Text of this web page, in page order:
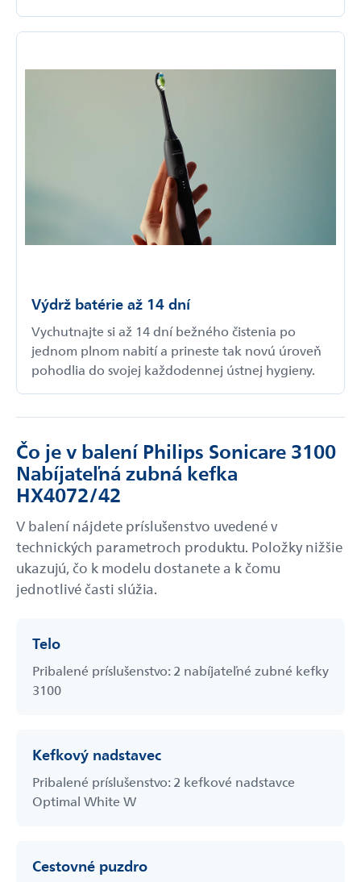
Výdrž batérie až 14 dní
Vychutnajte si až 14 dní bežného čistenia po
jednom plnom nabití a prineste tak novú úroveň
pohodlia do svojej každodennej ústnej hygieny.
Čo je v balení Philips Sonicare 3100
Nabíjateľná zubná kefka
HX4072/42
V balení nájdete príslušenstvo uvedené v
technických parametroch produktu. Položky nižšie
ukazujú, čo k modelu dostanete a k čomu
jednotlivé časti slúžia.
Telo
Pribalené príslušenstvo: 2 nabíjateľné zubné kefky
3100
Kefkový nadstavec
Pribalené príslušenstvo: 2 kefkové nadstavce
Optimal White W
Cestovné puzdro